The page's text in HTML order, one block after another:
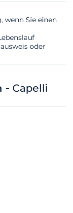
wenn Sie einen
oder
- Capelli